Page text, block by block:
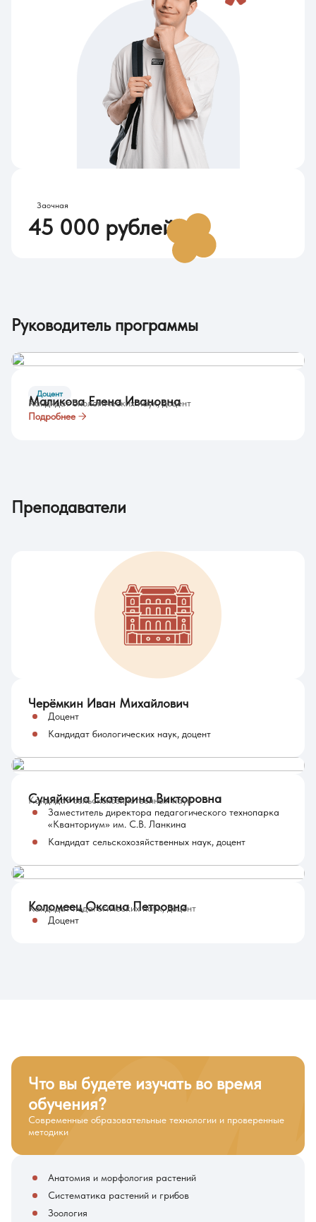
Заочная
45 000 рублей
Руководитель программы
Доцент
Маликова Елена Ивановна
Кандидат биологических наук, доцент
Подробнее
Преподаватели
Черёмкин Иван Михайлович
Доцент
Кандидат биологических наук, доцент
Суняйкина Екатерина Викторовна
Кандидат сельскохозяйственных наук
Заместитель директора педагогического технопарка
«Кванториум» им. С.В. Ланкина
Кандидат сельскохозяйственных наук, доцент
Коломеец Оксана Петровна
Кандидат педагогических наук, доцент
Доцент
Что вы будете изучать во время
обучения?
Современные образовательные технологии и проверенные
методики
Анатомия и морфология растений
Систематика растений и грибов
Зоология